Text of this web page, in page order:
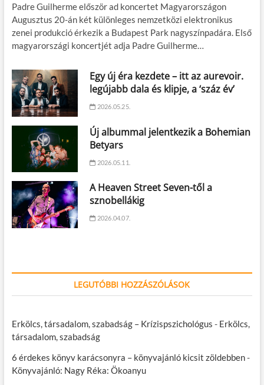
Padre Guilherme először ad koncertet Magyarországon
Augusztus 20-án két különleges nemzetközi elektronikus
zenei produkció érkezik a Budapest Park nagyszínpadára. Első
magyarországi koncertjét adja Padre Guilherme…
Egy új éra kezdete – itt az aurevoir.
legújabb dala és klipje, a ‘száz év’
2026.05.25.
Új albummal jelentkezik a Bohemian
Betyars
2026.05.11.
A Heaven Street Seven-től a
sznobellákig
2026.04.07.
LEGUTÓBBI HOZZÁSZÓLÁSOK
Erkölcs, társadalom, szabadság – Krízispszichológus - Erkölcs,
társadalom, szabadság
6 érdekes könyv karácsonyra – könyvajánló kicsit zöldebben-
Könyvajánló: Nagy Réka: Ökoanyu